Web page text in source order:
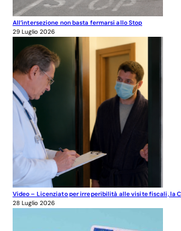
All’intersezione non basta fermarsi allo Stop
29 Luglio 2026
Video – Licenziato per irreperibilità alle visite fiscali, la
28 Luglio 2026